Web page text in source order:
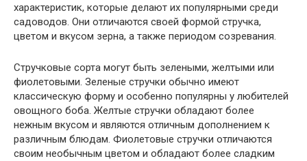
характеристик, которые делают их популярными среди
садоводов. Они отличаются своей формой стручка,
цветом и вкусом зерна, а также периодом созревания.
Стручковые сорта могут быть зелеными, желтыми или
фиолетовыми. Зеленые стручки обычно имеют
классическую форму и особенно популярны у любителей
овощного боба. Желтые стручки обладают более
нежным вкусом и являются отличным дополнением к
различным блюдам. Фиолетовые стручки отличаются
своим необычным цветом и обладают более сладким